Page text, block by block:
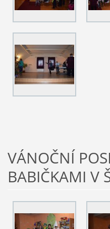
VÁNOČNÍ
BABIČKAMI V